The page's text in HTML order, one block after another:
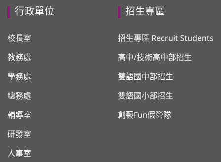
行政單位
校長室
教務處
學務處
總務處
輔導室
研發室
人事室
招生專區
招生專區 Recruit Students
高中/技術高中部招生
雙語國中部招生
雙語國小部招生
創藝Fun假營隊